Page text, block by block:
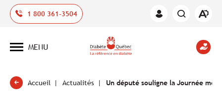
1 800 361-3504
Espace
Ouvrir
Ouvrir
site
MENU
Accueil Actualités Un député souligne la Journée